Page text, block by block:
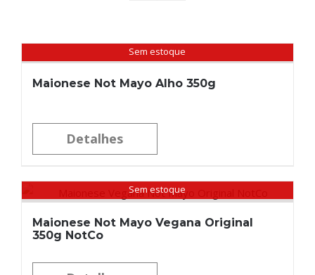
Sem estoque
Maionese Not Mayo Alho 350g
Detalhes
Sem estoque
Maionese Not Mayo Vegana Original
350g NotCo